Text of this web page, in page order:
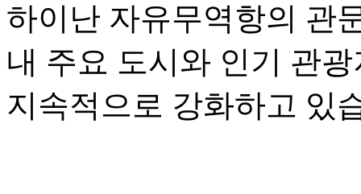
하이난 자유무역항의 관
내 주요 도시와 인기 관
지속적으로 강화하고 있